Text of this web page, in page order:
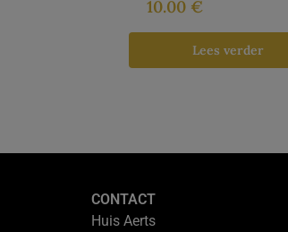
10.00 €
Lees verder
CONTACT
Huis Aerts